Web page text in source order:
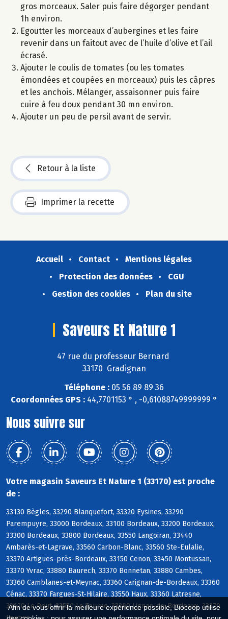
Afin de vous offrir la meilleure expérience possible, Biocoop utilise
gros morceaux. Saler puis faire dégorger pendant
1h environ.
Egoutter les morceaux d’aubergines et les faire
revenir dans un faitout avec de l’huile d’olive et l’ail
écrasé.
Ajouter le coulis de tomates (ou les tomates
émondées et coupées en morceaux) puis les câpres
et les anchois. Mélanger, assaisonner puis faire
cuire à feu doux pendant 30 mn environ.
Ajouter un peu de persil avant de servir.
Retour à la liste
Imprimer la recette
Accueil Contact
Mentions légales
Protection des données
CGU
Gestion des cookies
Plan du site
Saveurs Et Nature 1
47 rue du professeur Bernard
33170 Gradignan
Téléphone : 05 56 89 89 36
Coordonnées GPS : 44,7701153 ° , -0,61088749999999 °
Nous suivre sur
Votre magasin Saveurs Et Nature 1 (33170) est proche
de :
33130 Bègles, 33290 Blanquefort, 33320 Eysines, 33290
Parempuyre, 33000 Bordeaux, 33100 Bordeaux, 33200 Bordeaux,
33300 Bordeaux, 33800 Bordeaux, 33550 Langoiran, 33440
Ambarès-et-Lagrave, 33560 Carbon-Blanc, 33560 Ste-Eulalie,
33370 Artigues-près-Bordeaux, 33150 Cenon, 33450 Montussan,
33370 Yvrac, 33880 Baurech, 33370 Bonnetan, 33880 Cambes,
33360 Camblanes-et-Meynac, 33360 Carignan-de-Bordeaux, 33360
Cénac, 33370 Fargues-St-Hilaire, 33550 Haux, 33360 Latresne,
33670 Le Pout, 33550 Le Tourne, 33360 Lignan-de-Bordeaux, 33370